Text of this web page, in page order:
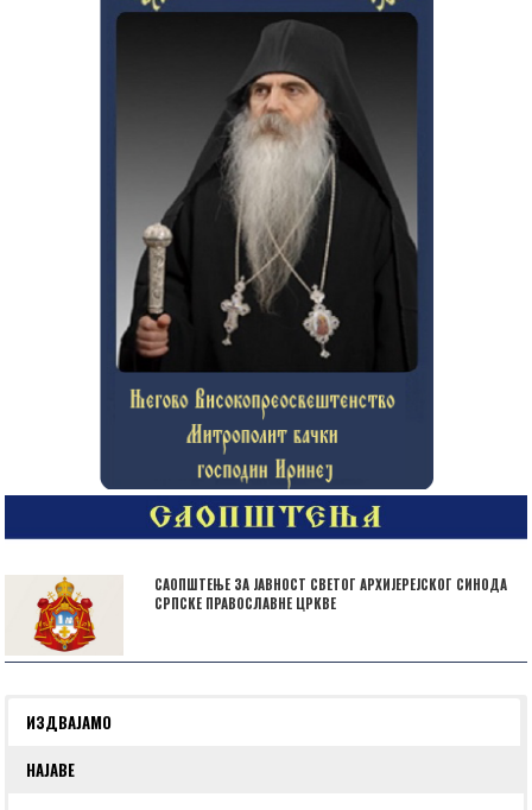
САОПШТЕЊЕ ЗА ЈАВНОСТ СВЕТОГ АРХИЈЕРЕЈСКОГ СИНОДА
СРПСКЕ ПРАВОСЛАВНЕ ЦРКВЕ
ИЗДВАЈАМО
НАЈАВЕ